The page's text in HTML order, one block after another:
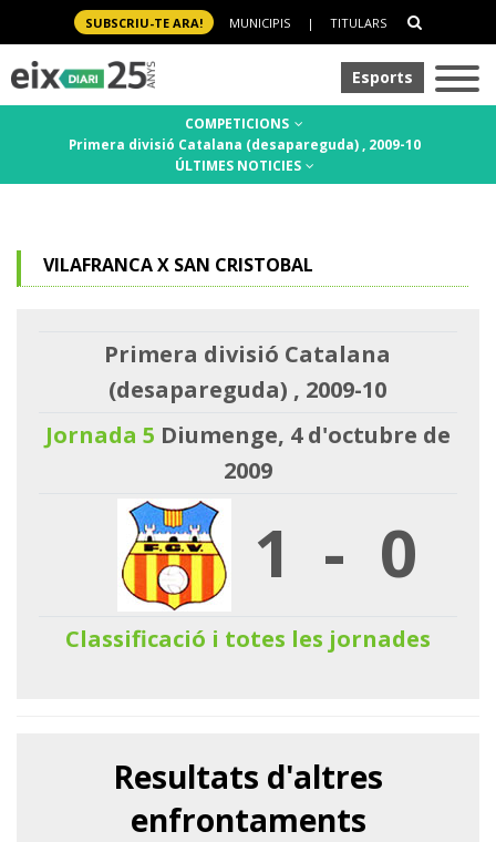
SUBSCRIU-TE ARA! MUNICIPIS | TITULARS
Esports
COMPETICIONS
Primera divisió Catalana (desapareguda) , 2009-10
ÚLTIMES NOTICIES
VILAFRANCA X SAN CRISTOBAL
Primera divisió Catalana
(desapareguda) , 2009-10
Jornada 5 Diumenge, 4 d'octubre de
2009
1 - 0
Classificació i totes les jornades
Resultats d'altres
enfrontaments